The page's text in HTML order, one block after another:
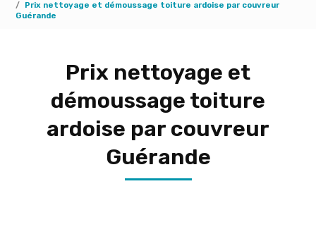
Prix nettoyage et démoussage toiture ardoise par couvreur
Guérande
Prix nettoyage et
démoussage toiture
ardoise par couvreur
Guérande